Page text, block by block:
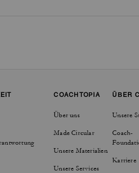
COACHTOPIA
Über uns
Made Circular
Unsere Materialien
Unsere Services
ÜBER
Unsere
Coach-
Karriere